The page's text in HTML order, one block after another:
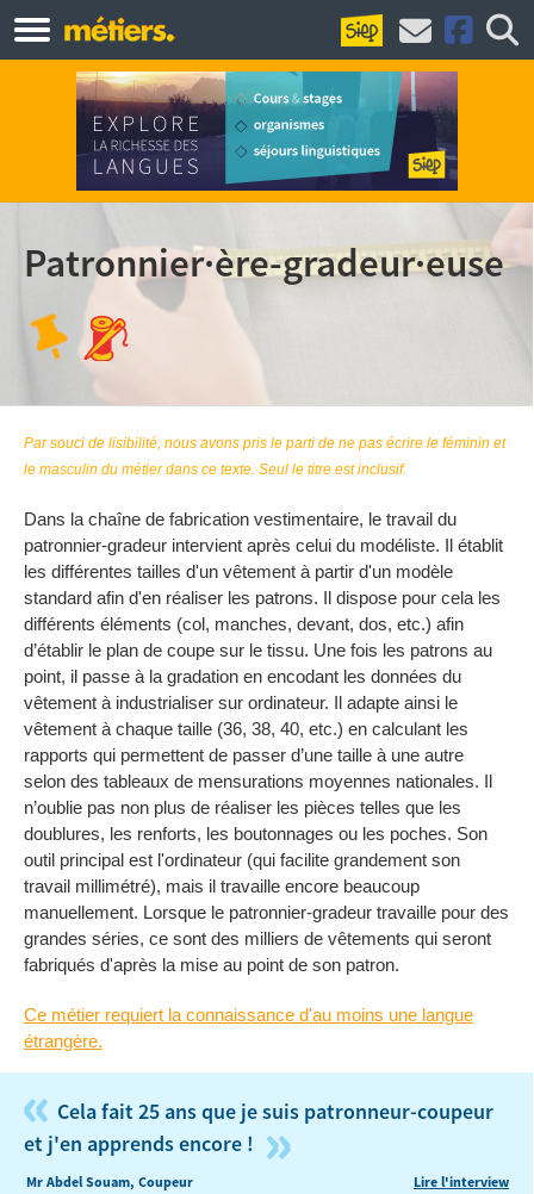
Patronnier·ère-gradeur·euse
Par souci de lisibilité, nous avons pris le parti de ne pas écrire le féminin et
le masculin du métier dans ce texte. Seul le titre est inclusif.
Dans la chaîne de fabrication vestimentaire, le travail du
patronnier-gradeur intervient après celui du modéliste. Il établit
les différentes tailles d'un vêtement à partir d'un modèle
standard afin d'en réaliser les patrons. Il dispose pour cela les
différents éléments (col, manches, devant, dos, etc.) afin
d’établir le plan de coupe sur le tissu. Une fois les patrons au
point, il passe à la gradation en encodant les données du
vêtement à industrialiser sur ordinateur. Il adapte ainsi le
vêtement à chaque taille (36, 38, 40, etc.) en calculant les
rapports qui permettent de passer d’une taille à une autre
selon des tableaux de mensurations moyennes nationales. Il
n’oublie pas non plus de réaliser les pièces telles que les
doublures, les renforts, les boutonnages ou les poches. Son
outil principal est l'ordinateur (qui facilite grandement son
travail millimétré), mais il travaille encore beaucoup
manuellement. Lorsque le patronnier-gradeur travaille pour des
grandes séries, ce sont des milliers de vêtements qui seront
fabriqués d'après la mise au point de son patron.
Ce métier requiert la connaissance d'au moins une langue
étrangère.
« Cela fait 25 ans que je suis patronneur-coupeur
et j'en apprends encore ! »
Mr Abdel Souam, Coupeur Lire l'interview